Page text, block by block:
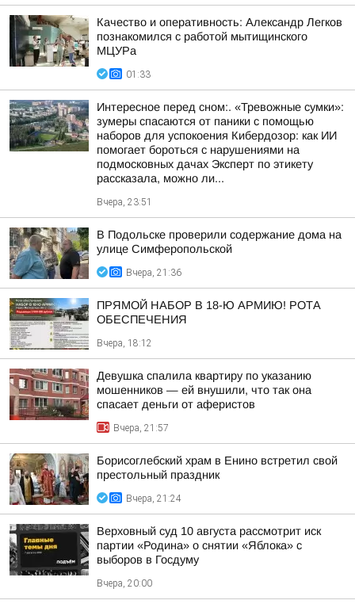
Качество и оперативность: Александр Легков
познакомился с работой мытищинского
МЦУРа
01:33
Интересное перед сном:. «Тревожные сумки»:
зумеры спасаются от паники с помощью
наборов для успокоения Кибердозор: как ИИ
помогает бороться с нарушениями на
подмосковных дачах Эксперт по этикету
рассказала, можно ли...
Вчера, 23:51
В Подольске проверили содержание дома на
улице Симферопольской
Вчера, 21:36
ПРЯМОЙ НАБОР В 18-Ю АРМИЮ! РОТА
ОБЕСПЕЧЕНИЯ
Вчера, 18:12
Девушка спалила квартиру по указанию
мошенников — ей внушили, что так она
спасает деньги от аферистов
Вчера, 21:57
Борисоглебский храм в Енино встретил свой
престольный праздник
Вчера, 21:24
Верховный суд 10 августа рассмотрит иск
партии «Родина» о снятии «Яблока» с
выборов в Госдуму
Вчера, 20:00